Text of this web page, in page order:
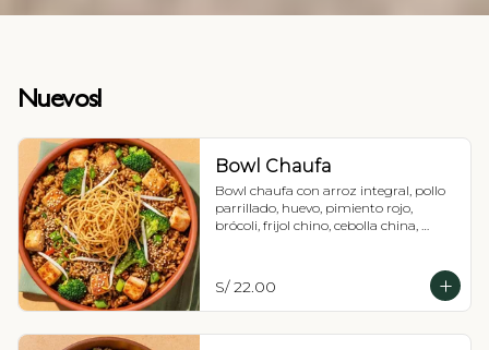
Nuevos!
Bowl Chaufa
Bowl chaufa con arroz integral, pollo
parrillado, huevo, pimiento rojo,
brócoli, frijol chino, cebolla china,
S/ 22.00